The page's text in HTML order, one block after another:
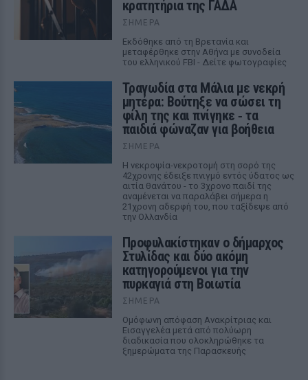
κρατητήρια της ΓΑΔΑ
ΣΉΜΕΡΑ
Εκδόθηκε από τη Βρετανία και
μεταφέρθηκε στην Αθήνα με συνοδεία
του ελληνικού FBI - Δείτε φωτογραφίες
Τραγωδία στα Μάλια με νεκρή
μητέρα: Βούτηξε να σώσει τη
φίλη της και πνίγηκε ‑ τα
παιδιά φώναζαν για βοήθεια
ΣΉΜΕΡΑ
Η νεκροψία-νεκροτομή στη σορό της
42χρονης έδειξε πνιγμό εντός ύδατος ως
αιτία θανάτου - το 3χρονο παιδί της
αναμένεται να παραλάβει σήμερα η
21χρονη αδερφή του, που ταξίδεψε από
την Ολλανδία
Προφυλακίστηκαν ο δήμαρχος
Στυλίδας και δύο ακόμη
κατηγορούμενοι για την
πυρκαγιά στη Βοιωτία
ΣΉΜΕΡΑ
Ομόφωνη απόφαση Ανακρίτριας και
Εισαγγελέα μετά από πολύωρη
διαδικασία που ολοκληρώθηκε τα
ξημερώματα της Παρασκευής